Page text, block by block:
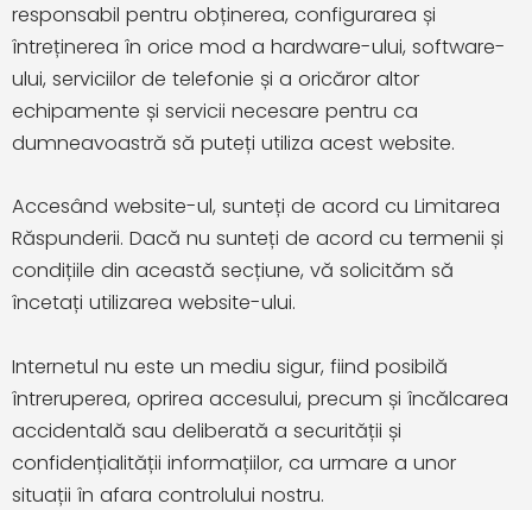
responsabil pentru obținerea, configurarea și
întreținerea în orice mod a hardware-ului, software-
ului, serviciilor de telefonie și a oricăror altor
echipamente și servicii necesare pentru ca
dumneavoastră să puteți utiliza acest website.
Accesând website-ul, sunteți de acord cu Limitarea
Răspunderii. Dacă nu sunteți de acord cu termenii și
condițiile din această secțiune, vă solicităm să
încetați utilizarea website-ului.
Internetul nu este un mediu sigur, fiind posibilă
întreruperea, oprirea accesului, precum și încălcarea
accidentală sau deliberată a securității și
confidențialității informațiilor, ca urmare a unor
situații în afara controlului nostru.